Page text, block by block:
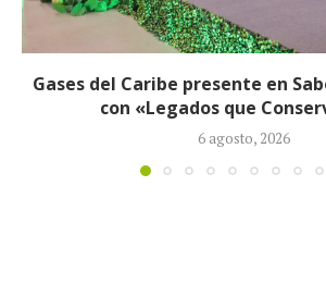
Exjefe paramilitar Saúl Severini
revelaciones ante la JEP sobre
6 agosto, 2026